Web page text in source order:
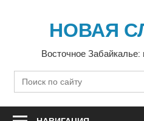
содержимомуНОВАЯ
Восточное Забайкалье:
Search
for: